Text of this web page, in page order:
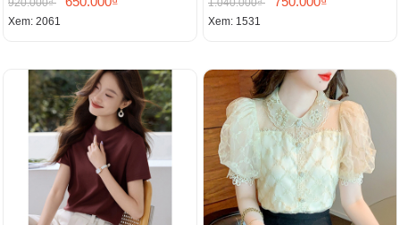
lịch.
Xem: 2061 Xem: 1531